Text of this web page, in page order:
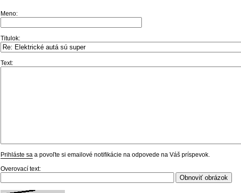
Meno:
Titulok:
Text:
Prihláste sa a povoľte si emailové notifikácie na odpovede na Váš príspevok.
Overovací text: